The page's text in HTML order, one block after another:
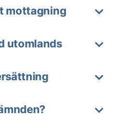
mottagning
utomlands